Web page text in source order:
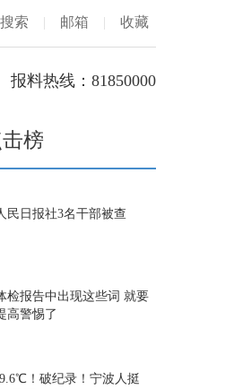
搜索 | 邮箱 | 收藏
报料热线：81850000
榜
民日报社3名干部被查
检报告中出现这些词 就要
高警惕了
！破纪录！宁波人挺